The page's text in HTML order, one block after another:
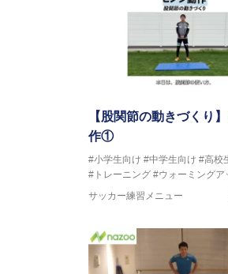
【股関節の動きづくり
作①
#小学生向け #中学生向け #高校
#トレーニング #ウォーミングア
サッカー練習メニュー